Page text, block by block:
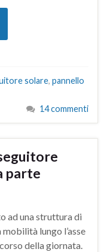
solare, pannello
14 commenti
parte
ad una struttura di
lungo l’asse
della giornata.